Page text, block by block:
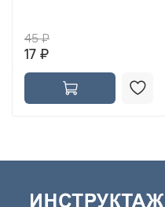
45 ₽
17 ₽